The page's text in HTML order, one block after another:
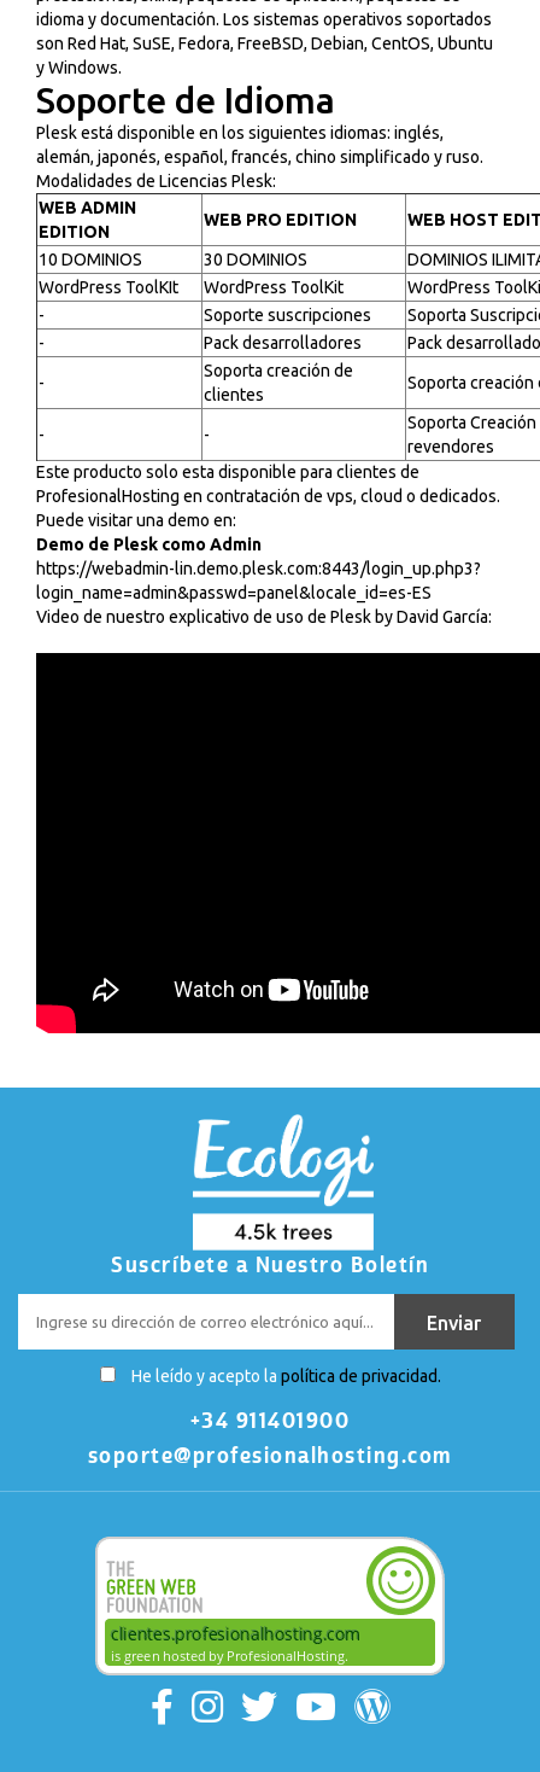
idioma y documentación. Los sistemas operativos soportados
son Red Hat, SuSE, Fedora, FreeBSD, Debian, CentOS, Ubuntu
y Windows.
Soporte de Idioma
Plesk está disponible en los siguientes idiomas: inglés,
alemán, japonés, español, francés, chino simplificado y ruso.
Modalidades de Licencias Plesk:
WEB ADMIN
EDITION
WEB PRO EDITION WEB HOST
10 DOMINIOS 30 DOMINIOS
DOMINIOS
WordPress ToolKIt
WordPress ToolKit
WordPress
-
Soporte suscripciones
Soporta
-
Pack desarrolladores Pack
-
Soporta creación de
clientes
Soporta
- -
Soporta Creación
revendores
Este producto solo esta disponible para clientes de
ProfesionalHosting en contratación de vps, cloud o dedicados.
Puede visitar una demo en:
Demo de Plesk como Admin
https://webadmin-lin.demo.plesk.com:8443/login_up.php3?
login_name=admin&passwd=panel&locale_id=es-ES
Video de nuestro explicativo de uso de Plesk by David García:
Suscríbete a Nuestro Boletín
He leído y acepto la política de privacidad.
+34 911401900
soporte@profesionalhosting.com